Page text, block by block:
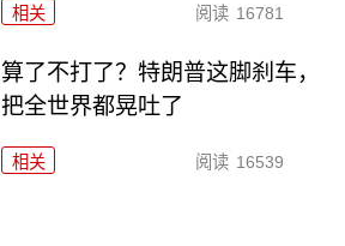
相关 阅读 16781
算了不打了？特朗普这脚刹车，
把全世界都晃吐了
相关 阅读 16539